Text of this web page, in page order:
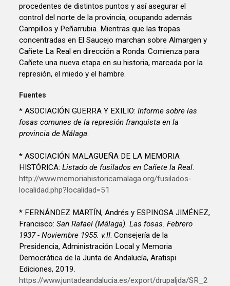
procedentes de distintos puntos y así asegurar el
control del norte de la provincia, ocupando además
Campillos y Peñarrubia. Mientras que las tropas
concentradas en El Saucejo marchan sobre Almargen y
Cañete La Real en dirección a Ronda. Comienza para
Cañete una nueva etapa en su historia, marcada por la
represión, el miedo y el hambre.
Fuentes
* ASOCIACIÓN GUERRA Y EXILIO:Informe sobre las
fosas comunes de la represión franquista en la
provincia de Málaga.
* ASOCIACIÓN MALAGUEÑA DE LA MEMORIA
HISTÓRICA:Listado de fusilados en Cañete la Real.
http://www.memoriahistoricamalaga.org/fusilados-
localidad.php?localidad=51
* FERNÁNDEZ MARTÍN, Andrés y ESPINOSA JIMÉNEZ,
Francisco: San Rafael (Málaga). Las fosas. Febrero
1937 - Noviembre 1955. v.II. Consejería de la
Presidencia, Administración Local y Memoria
Democrática de la Junta de Andalucía, Aratispi
Ediciones, 2019.
https://www.juntadeandalucia.es/export/drupaljda/SR_2